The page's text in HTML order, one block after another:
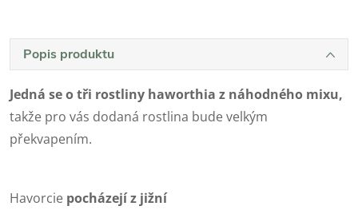
Popis produktu
Jedná se o tři rostliny haworthia z náhodného mixu,
takže pro vás dodaná rostlina bude velkým
překvapením.
Havorcie pocházejí z jižní